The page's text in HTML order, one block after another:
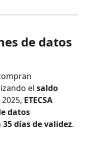
de datos
el saldo
ETECSA
datos
35 días de validez.